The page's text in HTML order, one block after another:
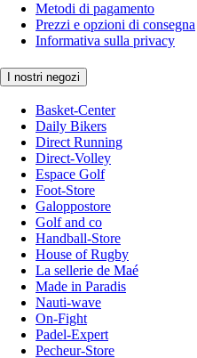
Metodi di pagamento
Prezzi e opzioni di consegna
Informativa sulla privacy
I nostri negozi
Basket-Center
Daily Bikers
Direct Running
Direct-Volley
Espace Golf
Foot-Store
Galoppostore
Golf and co
Handball-Store
House of Rugby
La sellerie de Maé
Made in Paradis
Nauti-wave
On-Fight
Padel-Expert
Pecheur-Store